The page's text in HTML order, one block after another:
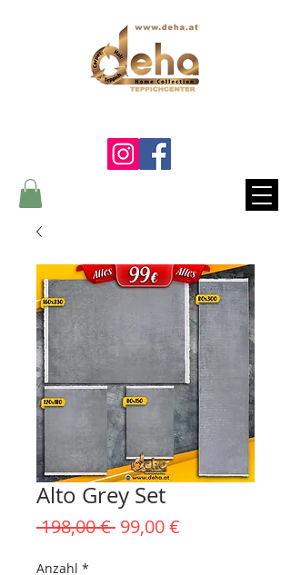
Alto Grey Set
198,00 € Standardpreis
99,00 €
Anzahl *